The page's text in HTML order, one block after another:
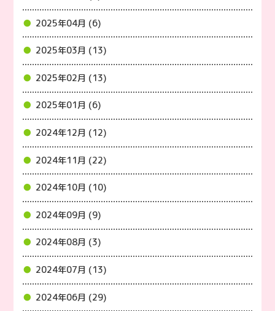
2025年04月 (6)
2025年03月 (13)
2025年02月 (13)
2025年01月 (6)
2024年12月 (12)
2024年11月 (22)
2024年10月 (10)
2024年09月 (9)
2024年08月 (3)
2024年07月 (13)
2024年06月 (29)